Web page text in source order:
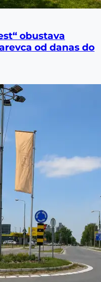
obustava
od danas do